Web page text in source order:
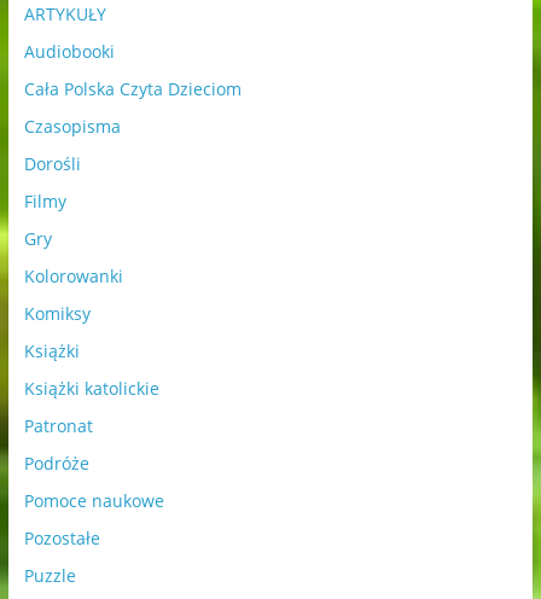
ARTYKUŁY
Audiobooki
Cała Polska Czyta Dzieciom
Czasopisma
Dorośli
Filmy
Gry
Kolorowanki
Komiksy
Książki
Książki katolickie
Patronat
Podróże
Pomoce naukowe
Pozostałe
Puzzle